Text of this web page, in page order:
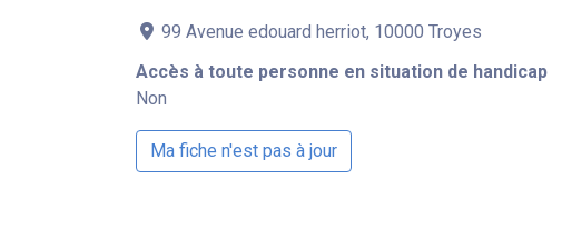
99 Avenue edouard herriot, 10000 Troyes
Accès à toute personne en situation de handicap
Non
Ma fiche n'est pas à jour